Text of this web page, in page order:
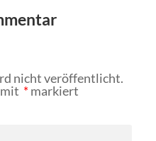
nicht veröffentlicht.
*markiert